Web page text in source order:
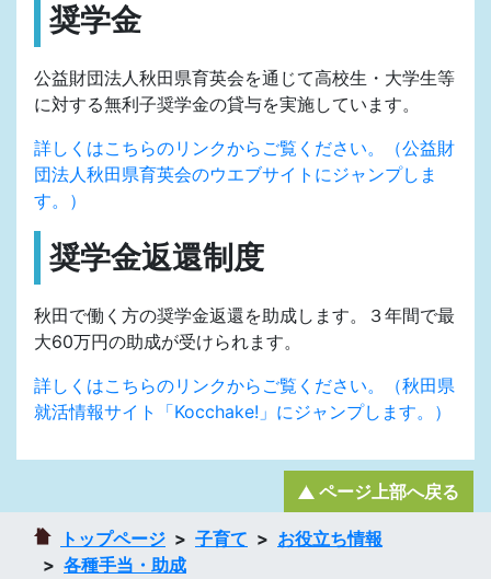
奨学金
公益財団法人秋田県育英会を通じて高校生・大学生等
に対する無利子奨学金の貸与を実施しています。
詳しくはこちらのリンクからご覧ください。（公益財
団法人秋田県育英会のウエブサイトにジャンプしま
す。）
奨学金返還制度
秋田で働く方の奨学金返還を助成します。３年間で最
大60万円の助成が受けられます。
詳しくはこちらのリンクからご覧ください。（秋田県
就活情報サイト「Kocchake!」にジャンプします。）
トップページ 子育て
お役立ち情報
各種手当・助成
ページ上部へ戻る